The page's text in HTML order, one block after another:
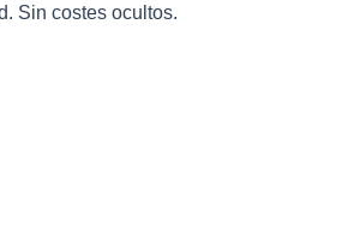
Sin costes ocultos.